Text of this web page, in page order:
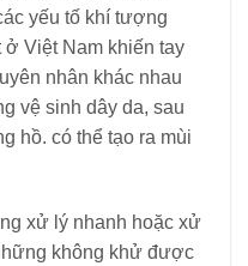
yếu tố khí tượng
Việt Nam khiến tay
nhân khác nhau
vệ sinh dây da, sau
hồ. có thể tạo ra mùi
xử lý nhanh hoặc xử
không khử được